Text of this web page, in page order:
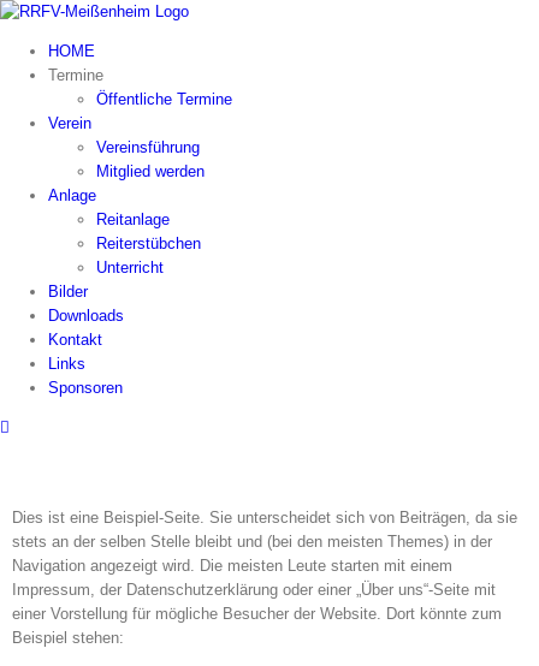
Zum
springenHOME
Termine
Öffentliche Termine
Verein
Vereinsführung
Mitglied werden
Anlage
Reitanlage
Reiterstübchen
Unterricht
Bilder
Downloads
Kontakt
Links
Sponsoren
Dies ist eine Beispiel-Seite. Sie unterscheidet sich von Beiträgen, da sie
stets an der selben Stelle bleibt und (bei den meisten Themes) in der
Navigation angezeigt wird. Die meisten Leute starten mit einem
Impressum, der Datenschutzerklärung oder einer „Über uns“-Seite mit
einer Vorstellung für mögliche Besucher der Website. Dort könnte zum
Beispiel stehen: